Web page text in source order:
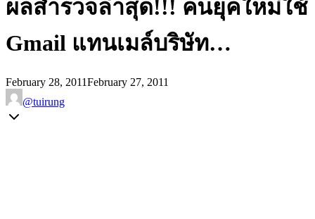
ผลสำรวจล่าสุด!!! คนยุคใหม่ใช้
Gmail แทนเมล์บริษัท…
February 28, 2011February 27, 2011
@tuirung